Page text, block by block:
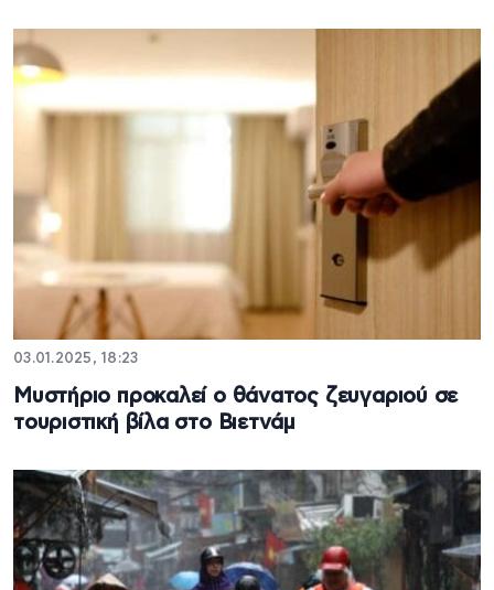
03.01.2025, 18:23
Mυστήριο προκαλεί ο θάνατος ζευγαριού σε
τουριστική βίλα στο Βιετνάμ